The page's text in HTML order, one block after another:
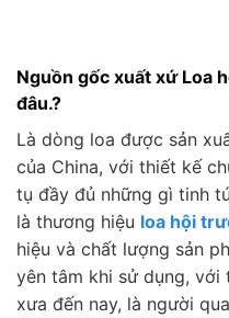
Nguồn gốc xuất xứ Loa
đâu.?
Là dòng loa được sản
của China, với thiết kế
tụ đầy đủ những gì tinh
là thương hiệu loa hội
hiệu và chất lượng sản
yên tâm khi sử dụng,
xưa đến nay, là người